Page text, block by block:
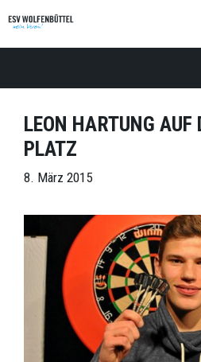
Inhalt
springen
LEON HARTUNG AUF
PLATZ
8. März 2015